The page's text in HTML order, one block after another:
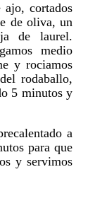
ajo, cortados
de oliva, un
de laurel.
medio
y rociamos
rodaballo,
5 minutos y
a
para que
y servimos